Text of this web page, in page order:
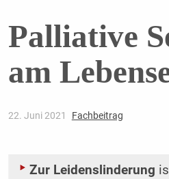
Palliative
am
22. Juni 2021 Fachbeitrag
Zur Leidenslinderung